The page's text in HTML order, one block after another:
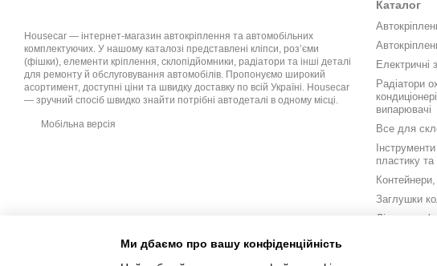
Housecar — інтернет-магазин автокріплення та автомобільних
комплектуючих. У нашому каталозі представлені кліпси, роз’єми
(фішки), елементи кріплення, склопідйомники, радіатори та інші деталі
для ремонту й обслуговування автомобілів. Пропонуємо широкий
асортимент, доступні ціни та швидку доставку по всій Україні. Housecar
— зручний спосіб швидко знайти потрібні автодеталі в одному місці.
Мобільна версія
Каталог
Електричні
Радіатори
випарювачі
Все для
пластику
Заглушки
Літери,
Ми дбаємо про вашу конфіденційність